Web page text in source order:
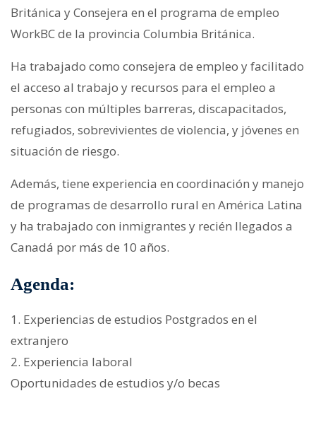
Británica y Consejera en el programa de empleo
WorkBC de la provincia Columbia Británica.
Ha trabajado como consejera de empleo y facilitado
el acceso al trabajo y recursos para el empleo a
personas con múltiples barreras, discapacitados,
refugiados, sobrevivientes de violencia, y jóvenes en
situación de riesgo.
Además, tiene experiencia en coordinación y manejo
de programas de desarrollo rural en América Latina
y ha trabajado con inmigrantes y recién llegados a
Canadá por más de 10 años.
Agenda:
1. Experiencias de estudios Postgrados en el
extranjero
2. Experiencia laboral
Oportunidades de estudios y/o becas